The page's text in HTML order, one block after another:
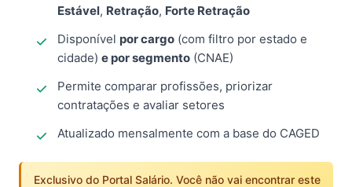
Estável, Retração, Forte Retração
Disponível por cargo (com filtro por estado e
cidade) e por segmento (CNAE)
Permite comparar profissões, priorizar
contratações e avaliar setores
Atualizado mensalmente com a base do CAGED
Exclusivo do Portal Salário. Você não vai encontrar este